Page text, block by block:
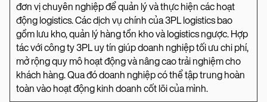
đơn vị chuyên nghiệp để quản lý và thực hiện các hoạt
động logistics. Các dịch vụ chính của 3PL logistics bao
gồm lưu kho, quản lý hàng tồn kho và logistics ngược. Hợp
tác với công ty 3PL uy tín giúp doanh nghiệp tối ưu chi phí,
mở rộng quy mô hoạt động và nâng cao trải nghiệm cho
khách hàng. Qua đó doanh nghiệp có thể tập trung hoàn
toàn vào hoạt động kinh doanh cốt lõi của mình.